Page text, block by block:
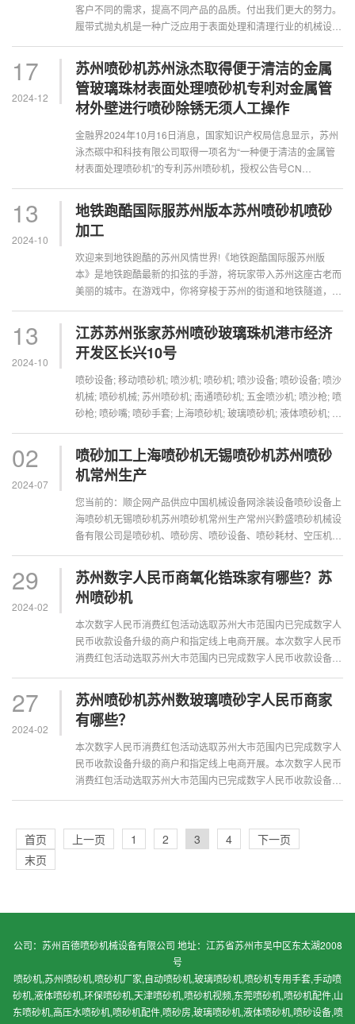
客户不同的需求，提高不同产品的品质。付出我们更大的努力。
履带式抛丸机是一种广泛应用于表面处理和清理行业的机械设
17
2024-12
苏州喷砂机苏州泳杰取得便于清洁的金属
管玻璃珠材表面处理喷砂机专利对金属管
材外壁进行喷砂除锈无须人工操作
金融界2024年10月16日消息，国家知识产权局信息显示，苏州
泳杰碳中和科技有限公司取得一项名为“一种便于清洁的金属管
材表面处理喷砂机”的专利苏州喷砂机，授权公告号CN
13
2024-10
地铁跑酷国际服苏州版本苏州喷砂机喷砂
加工
欢迎来到地铁跑酷的苏州风情世界!《地铁跑酷国际服苏州版
本》是地铁跑酷最新的扣弦的手游，将玩家带入苏州这座古老而
美丽的城市。在游戏中，你将穿梭于苏州的街道和地铁隧道，感
13
2024-10
江苏苏州张家苏州喷砂玻璃珠机港市经济
开发区长兴10号
喷砂设备; 移动喷砂机; 喷沙机; 喷砂机; 喷沙设备; 喷砂设备; 喷沙
机械; 喷砂机械; 苏州喷砂机; 南通喷砂机; 五金喷沙机; 喷沙枪; 喷
砂枪; 喷砂嘴; 喷砂手套; 上海喷砂机; 玻璃喷砂机; 液体喷砂机; 自
02
2024-07
喷砂加工上海喷砂机无锡喷砂机苏州喷砂
机常州生产
您当前的：顺企网产品供应中国机械设备网涂装设备喷砂设备上
海喷砂机无锡喷砂机苏州喷砂机常州生产常州兴黔盛喷砂机械设
备有限公司是喷砂机、喷砂房、喷砂设备、喷砂耗材、空压机、
29
2024-02
苏州数字人民币商氧化锆珠家有哪些？苏
州喷砂机
本次数字人民币消费红包活动选取苏州大市范围内已完成数字人
民币收款设备升级的商户和指定线上电商开展。本次数字人民币
消费红包活动选取苏州大市范围内已完成数字人民币收款设备升
27
2024-02
苏州喷砂机苏州数玻璃喷砂字人民币商家
有哪些？
本次数字人民币消费红包活动选取苏州大市范围内已完成数字人
民币收款设备升级的商户和指定线上电商开展。本次数字人民币
消费红包活动选取苏州大市范围内已完成数字人民币收款设备升
首页 上一页 1 2 3 4
下一页
末页
公司：苏州百德喷砂机械设备有限公司 地址：江苏省苏州市吴中区东太湖2008
号
喷砂机,苏州喷砂机,喷砂机厂家,自动喷砂机,玻璃喷砂机,喷砂机专用手套,手动喷
砂机,液体喷砂机,环保喷砂机,天津喷砂机,喷砂机视频,东莞喷砂机,喷砂机配件,山
东喷砂机,高压水喷砂机,喷砂机配件,喷砂房,玻璃喷砂机,液体喷砂机,喷砂设备,喷